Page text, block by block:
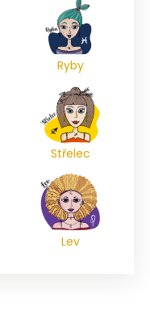
Ryby
Střelec
Lev